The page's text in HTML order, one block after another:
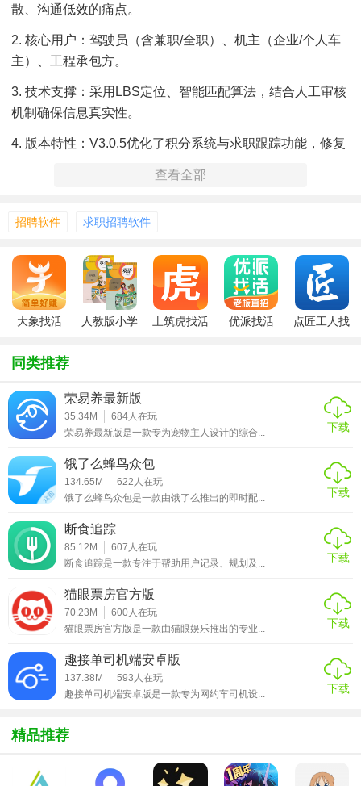
散、沟通低效的痛点。
2. 核心用户：驾驶员（含兼职/全职）、机主（企业/个人车
主）、工程承包方。
3. 技术支撑：采用LBS定位、智能匹配算法，结合人工审核
机制确保信息真实性。
4. 版本特性：v3.0.5优化了积分系统与求职跟踪功能，修复
【大象找活app V3.0.5技巧】
- 通过顶部菜单栏选择设备类型（如挖机、吊车）、工作类型
（替班/长期）、地区，缩小搜索范围。
- 示例：输入“北京挖机替班”，系统自动推送3公里内符合条件
- 每日登录免费获5积分，拨打电话每次消耗5积分（替班套餐
电话免费）。
- 账户同时存在免费与付费积分时，优先消耗免费积分。
- 在设置中心开启“敏感企业屏蔽”，避免特定企业查看个人简
- 上传驾驶证、操作证等资质证明，通过审核后简历优先展
示，并解锁免费查看招工信息权限。
查看全部
招聘软件 求职招聘软件
大象找活
人教版小学
土筑虎找活
优派找活
点匠工人找
同类推荐
荣易养最新版
35.34M 684 人在玩
荣易养最新版是一款专为宠物主人设计的综合...
下载
饿了么蜂鸟众包
134.65M 622 人在玩
饿了么蜂鸟众包是一款由饿了么推出的即时配...
下载
断食追踪
85.12M 607 人在玩
断食追踪是一款专注于帮助用户记录、规划及...
下载
猫眼票房官方版
70.23M 600 人在玩
猫眼票房官方版是一款由猫眼娱乐推出的专业...
下载
趣接单司机端安卓版
137.38M 593 人在玩
趣接单司机端安卓版是一款专为网约车司机设...
下载
精品推荐